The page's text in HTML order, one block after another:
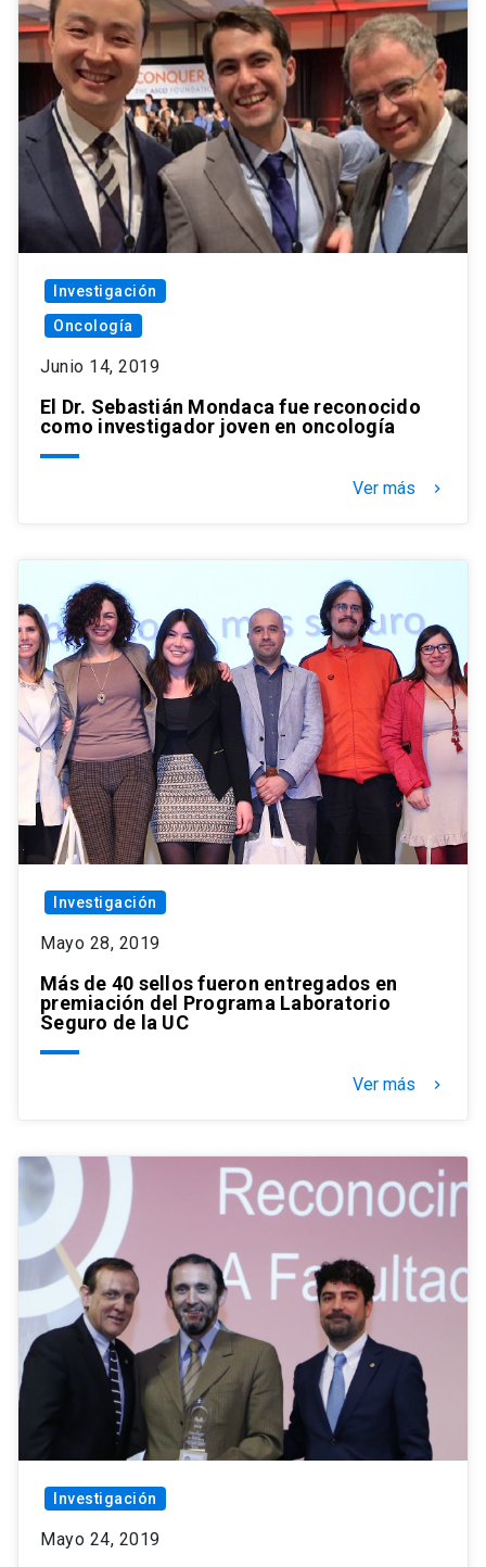
Investigación
Oncología
Junio 14, 2019
El Dr. Sebastián Mondaca fue reconocido
como investigador joven en oncología
Ver más keyboard_arrow_right
Investigación
Mayo 28, 2019
Más de 40 sellos fueron entregados en
premiación del Programa Laboratorio
Seguro de la UC
Ver más keyboard_arrow_right
Investigación
Mayo 24, 2019